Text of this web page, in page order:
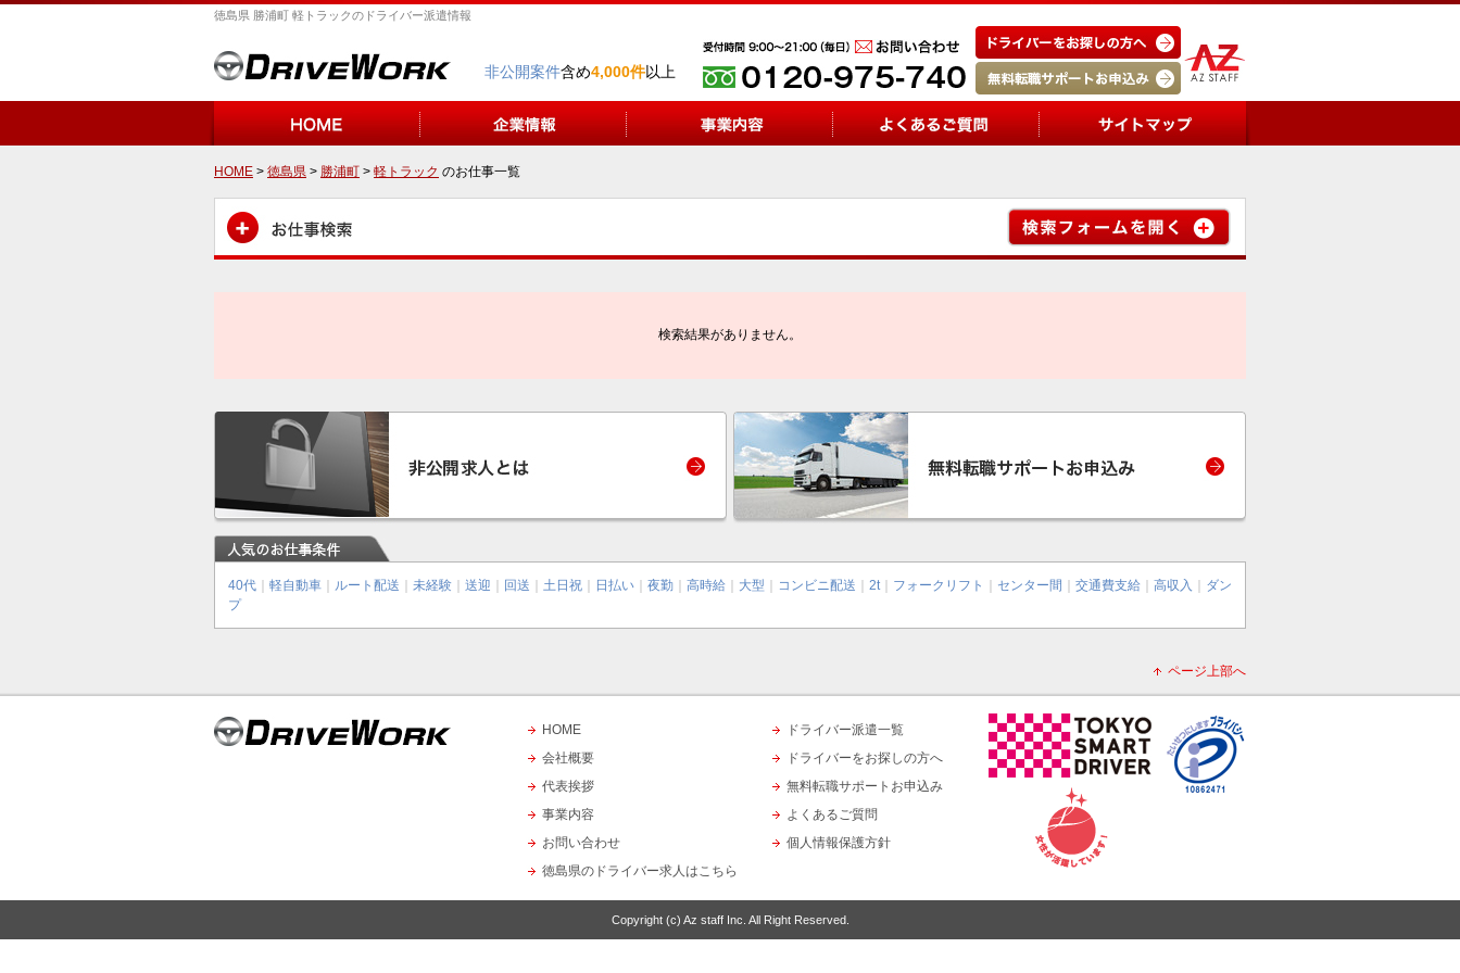
徳島県 勝浦町 軽トラックのドライバー派遣情報
非公開案件含め4,000件以上
HOME > 徳島県 > 勝浦町 > 軽トラック のお仕事一覧
検索結果がありません。
40代 軽自動車 ルート配送 未経験 送迎 回送 土日祝 日払い 夜勤 高時給 大型 コンビニ配送 2t｜ フォークリフト センター間 交通費支給 高収入
ダン
プ
ページ上部へ
HOME
会社概要
代表挨拶
事業内容
お問い合わせ
徳島県のドライバー求人はこちら
ドライバー派遣一覧
ドライバーをお探しの方へ
無料転職サポートお申込み
よくあるご質問
個人情報保護方針
Copyright (c) Az staff Inc. All Right Reserved.